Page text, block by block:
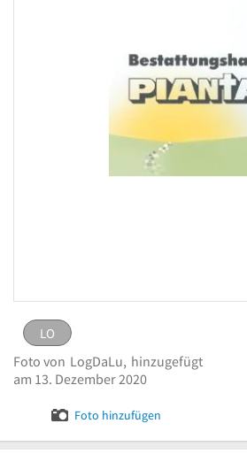
Logo Pianta, Rolf
LO
eingestellt von
Bild melden
LO
Foto von LogDaLu, hinzugefügt
am 13. Dezember 2020
Foto hinzufügen